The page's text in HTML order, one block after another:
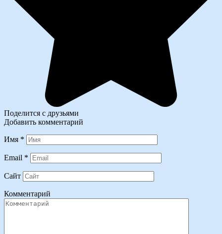
Поделится с друзьями
Добавить комментарий
Имя *
Email *
Сайт
Комментарий